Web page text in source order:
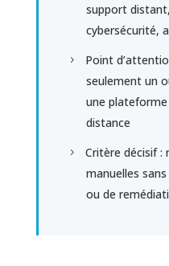
support
cybersécurité,
Point
seulement un
une
distance
Critère décisif :
manuelles
ou de